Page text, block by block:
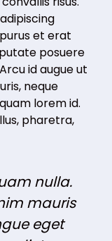
et erat
posuere
id augue ut
neque
lorem id.
pharetra,
nulla.
mauris
eget